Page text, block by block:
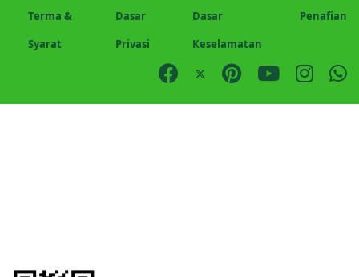
Terma &
Syarat
Dasar
Privasi
Dasar
Keselamatan
Penafian